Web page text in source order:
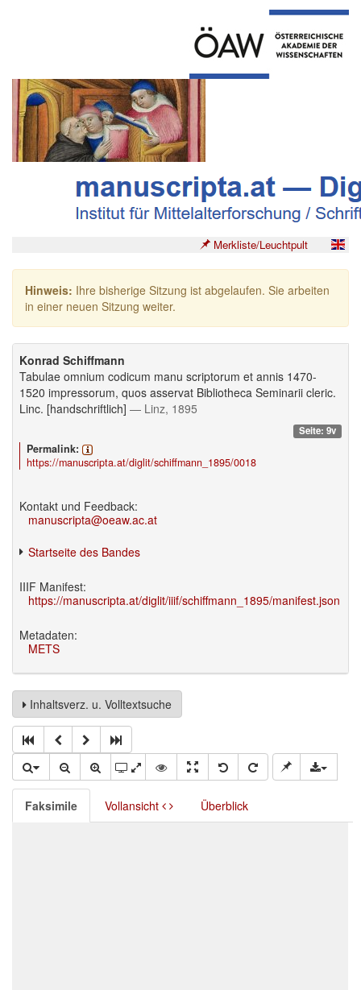
Merkliste/Leuchtpult
Hinweis: Ihre bisherige Sitzung ist abgelaufen. Sie arbeiten
in einer neuen Sitzung weiter.
Konrad Schiffmann
Tabulae omnium codicum manu scriptorum et annis 1470-
1520 impressorum, quos asservat Bibliotheca Seminarii cleric.
Linc. [handschriftlich] — Linz, 1895
Seite: 9v
Permalink:
https://manuscripta.at/diglit/schiffmann_1895/0018
Kontakt und Feedback:
manuscripta@oeaw.ac.at
Startseite des Bandes
IIIF Manifest:
https://manuscripta.at/diglit/iiif/schiffmann_1895/manifest.json
Metadaten:
METS
Inhaltsverz. u. Volltextsuche
Faksimile Vollansicht Überblick